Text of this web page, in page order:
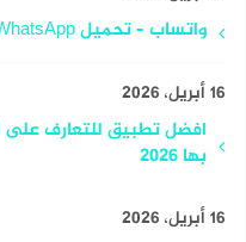
واتساب – تحميل WhatsApp للآيفون 2026 آخر إصدار
16 أبريل، 2026
افضل تطبيق للتعارف على
بها 2026
16 أبريل، 2026